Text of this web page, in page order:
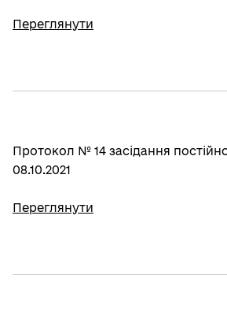
Переглянути
Протокол № 14 засідання постійної
08.10.2021
Переглянути